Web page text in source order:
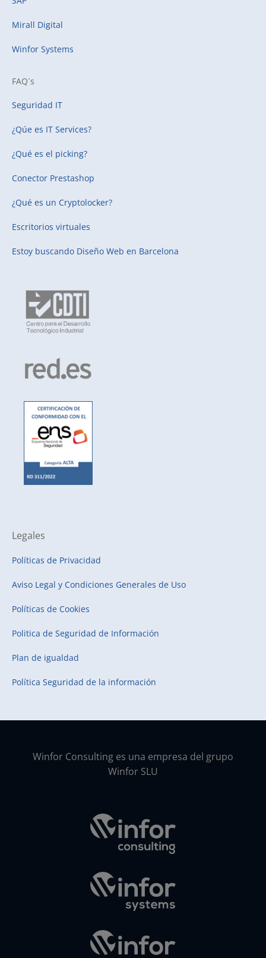
Mirall Digital
Winfor Systems
FAQ´s
Seguridad IT
¿Qúe es IT Services?
¿Qué es el picking?
Conector Prestashop
¿Qué es un Cryptolocker?
Escritorios virtuales
Estoy buscando Diseño Web en Barcelona
Legales
Políticas de Privacidad
Aviso Legal y Condiciones Generales de Uso
Políticas de Cookies
Politica de Seguridad de Información
Plan de igualdad
Política Seguridad de la información
Winfor Consulting es una empresa del grupo
Winfor SLU